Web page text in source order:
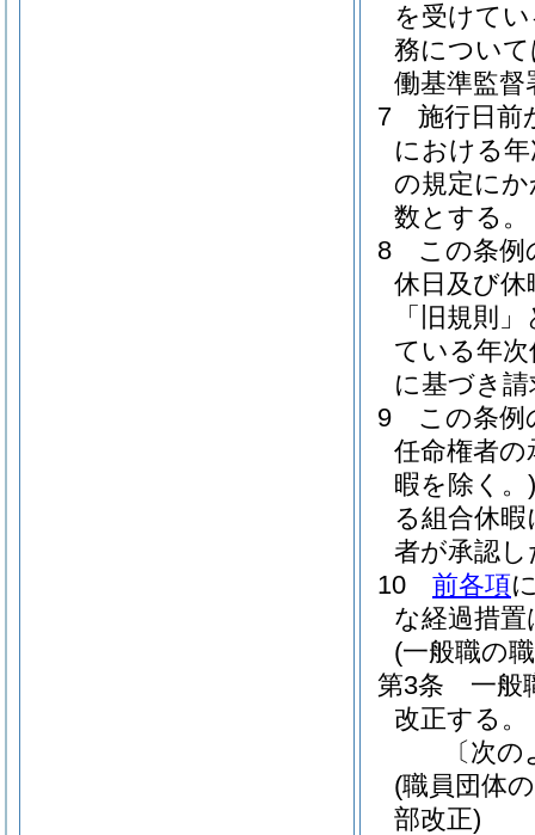
を受けて
務につい
働基準監
7
施行日前
における
の規定に
数とする。
8
この条例
休日及び
「旧規則
ている年
に基づき
9
この条例
任命権者
暇を除く。)
る組合休
者が承認
10
前各項
な経過措
(一般職の
第3条
一般
改正する。
〔次
(職員団体
部改正)